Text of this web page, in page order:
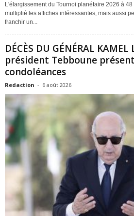
L'élargissement du Tournoi planétaire 2026 à
multiplié les affiches intéressantes, mais aussi
franchir un...
DÉCÈS DU GÉNÉRAL KAMEL
président Tebboune
condoléances
Redaction - 6 août 2026